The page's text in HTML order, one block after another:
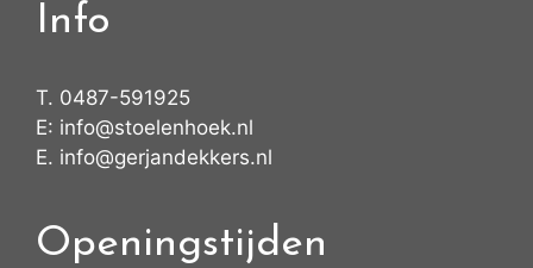
Info
T. 0487-591925
E: info@stoelenhoek.nl
E. info@gerjandekkers.nl
Openingstijden